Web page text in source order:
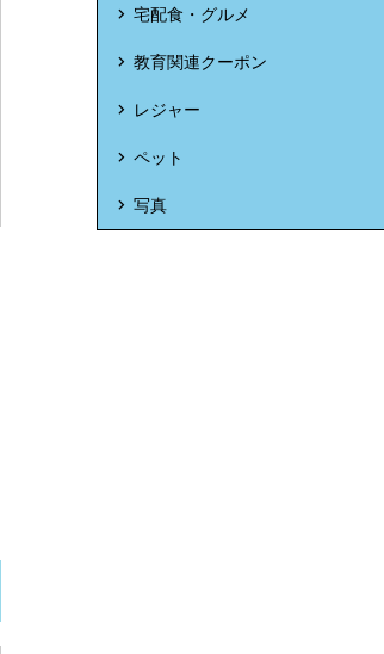
宅配食・グルメ
教育関連クーポン
レジャー
ペット
写真